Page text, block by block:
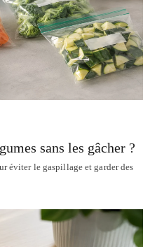
sans les gâcher ?
éviter le gaspillage et garder des